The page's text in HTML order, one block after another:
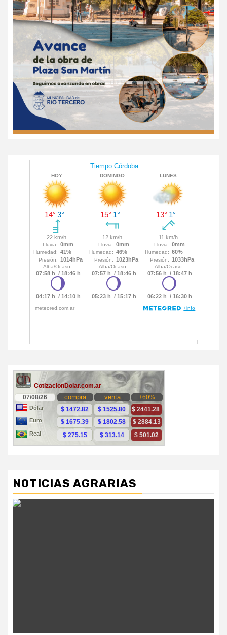
NOTICIAS AGRARIAS